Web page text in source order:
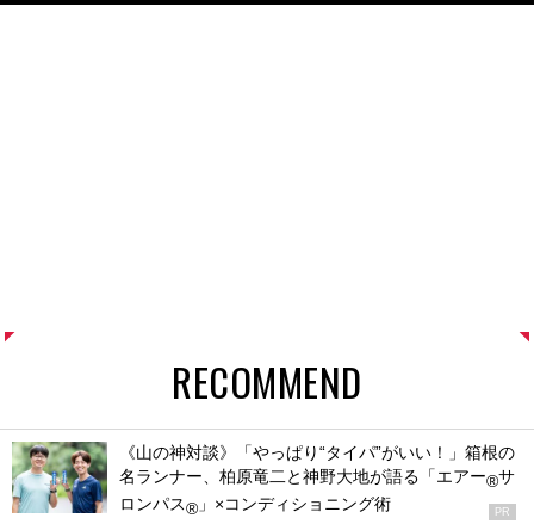
RECOMMEND
《山の神対談》「やっぱり“タイパ”がいい！」箱根の
名ランナー、柏原竜二と神野大地が語る「エアー®サ
ロンパス® 」×コンディショニング術 PR